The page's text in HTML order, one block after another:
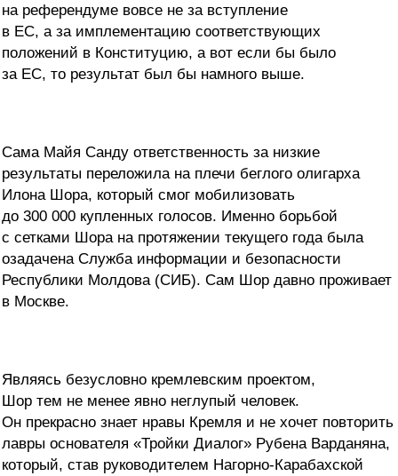
на референдуме вовсе не за вступление
в ЕС, а за имплементацию соответствующих
положений в Конституцию, а вот если бы было
за ЕС, то результат был бы намного выше.
Сама Майя Санду ответственность за низкие
результаты переложила на плечи беглого олигарха
Илона Шора, который смог мобилизовать
до 300 000 купленных голосов. Именно борьбой
с сетками Шора на протяжении текущего года была
озадачена Служба информации и безопасности
Республики Молдова (СИБ). Сам Шор давно проживает
в Москве.
Являясь безусловно кремлевским проектом,
Шор тем не менее явно неглупый человек.
Он прекрасно знает нравы Кремля и не хочет повторить
лавры основателя «Тройки Диалог» Рубена Варданяна,
который, став руководителем Нагорно-Карабахской